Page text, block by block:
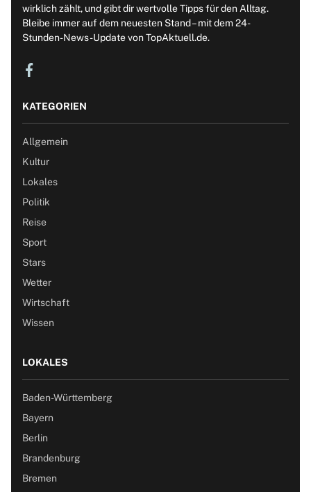
wirklich zählt, und gibt dir wertvolle Tipps für den Alltag.
Bleibe immer auf dem neuesten Stand – mit dem 24-
Stunden-News-Update von TopAktuell.de.
KATEGORIEN
Allgemein
Kultur
Lokales
Politik
Reise
Sport
Stars
Wetter
Wirtschaft
Wissen
LOKALES
Baden-Württemberg
Bayern
Berlin
Brandenburg
Bremen